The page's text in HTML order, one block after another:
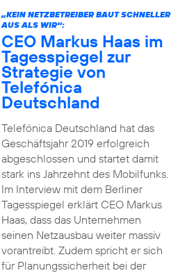
„KEIN NETZBETREIBER BAUT SCHNELLER
AUS ALS WIR“:
CEO Markus Haas im
Tagesspiegel zur
Strategie von
Telefónica
Deutschland
Telefónica Deutschland hat das
Geschäftsjahr 2019 erfolgreich
abgeschlossen und startet damit
stark ins Jahrzehnt des Mobilfunks.
Im Interview mit dem Berliner
Tagesspiegel erklärt CEO Markus
Haas, dass das Unternehmen
seinen Netzausbau weiter massiv
vorantreibt. Zudem spricht er sich
für Planungssicherheit bei der